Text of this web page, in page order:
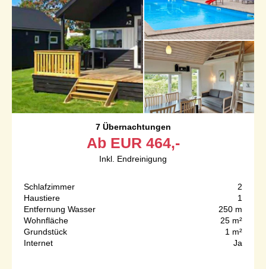
7 Übernachtungen
Ab EUR 464,-
Inkl. Endreinigung
Schlafzimmer
2
Haustiere
1
Entfernung Wasser
250 m
Wohnfläche
25 m²
Grundstück
1 m²
Internet
Ja